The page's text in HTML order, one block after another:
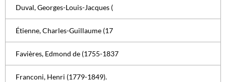
Duval, Georges-Louis-Jacques (
Étienne, Charles-Guillaume (17
Favières, Edmond de (1755-1837
Franconi, Henri (1779-1849).